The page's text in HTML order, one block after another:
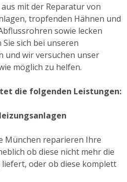
mit der Reparatur von
tropfenden Hähnen und
sowie lecken
sich bei unseren
wir versuchen unser
möglich zu helfen.
die folgenden Leistungen:
München reparieren Ihre
ob diese nicht mehr die
oder ob diese komplett